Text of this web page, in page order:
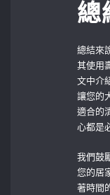
總
總結來
其使用
文中介
讓您的
適合的
心都是
我們鼓
您的居
著時間